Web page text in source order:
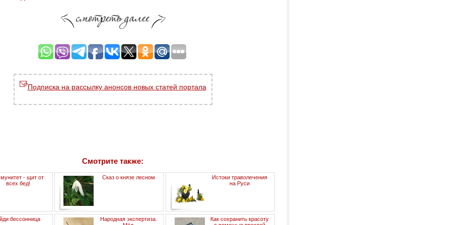
Подписка на рассылку анонсов новых статей портала
Смотрите также:
- щит от
всех бед!
Сказ о князе лесном
Истоки траволечения
на Руси
бессонница
Народная экспертиза.
Как сохранить красоту